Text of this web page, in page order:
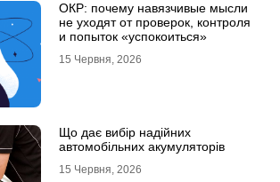
ОКР: почему навязчивые мысли
не уходят от проверок, контроля
и попыток «успокоиться»
15 Червня, 2026
Що дає вибір надійних
автомобільних акумуляторів
15 Червня, 2026